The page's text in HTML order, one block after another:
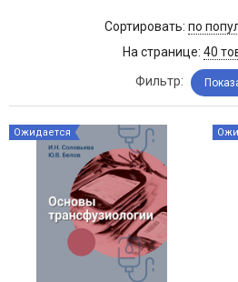
Сортировать: по
На странице: 40
Фильтр:
Ожидается